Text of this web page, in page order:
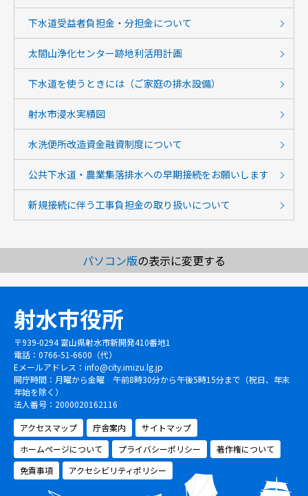
下水道受益者負担金・分担金について
太閤山浄化センター跡地利活用計画
下水道を使うときには（ご家庭の排水設備）
射水市浸水実績図
水洗便所改造資金融資制度について
公共下水道・農業集落排水への早期接続をお願いします
新規接続に伴う工事負担金の取り扱いについて
パソコン版の表示に変更する
射水市役所
〒939-0294 富山県射水市新開発410番地1
電話：0766-51-6600（代）
Eメールアドレス： info@city.imizu.lg.jp
開庁時間：月曜から金曜 午前8時30分から午後5時15分まで（祝日、年末
年始を除く）
法人番号：2000020162116
アクセスマップ
庁舎案内
サイトマップ
ホームページについて
プライバシーポリシー
著作権について
免責事項
アクセシビリティポリシー